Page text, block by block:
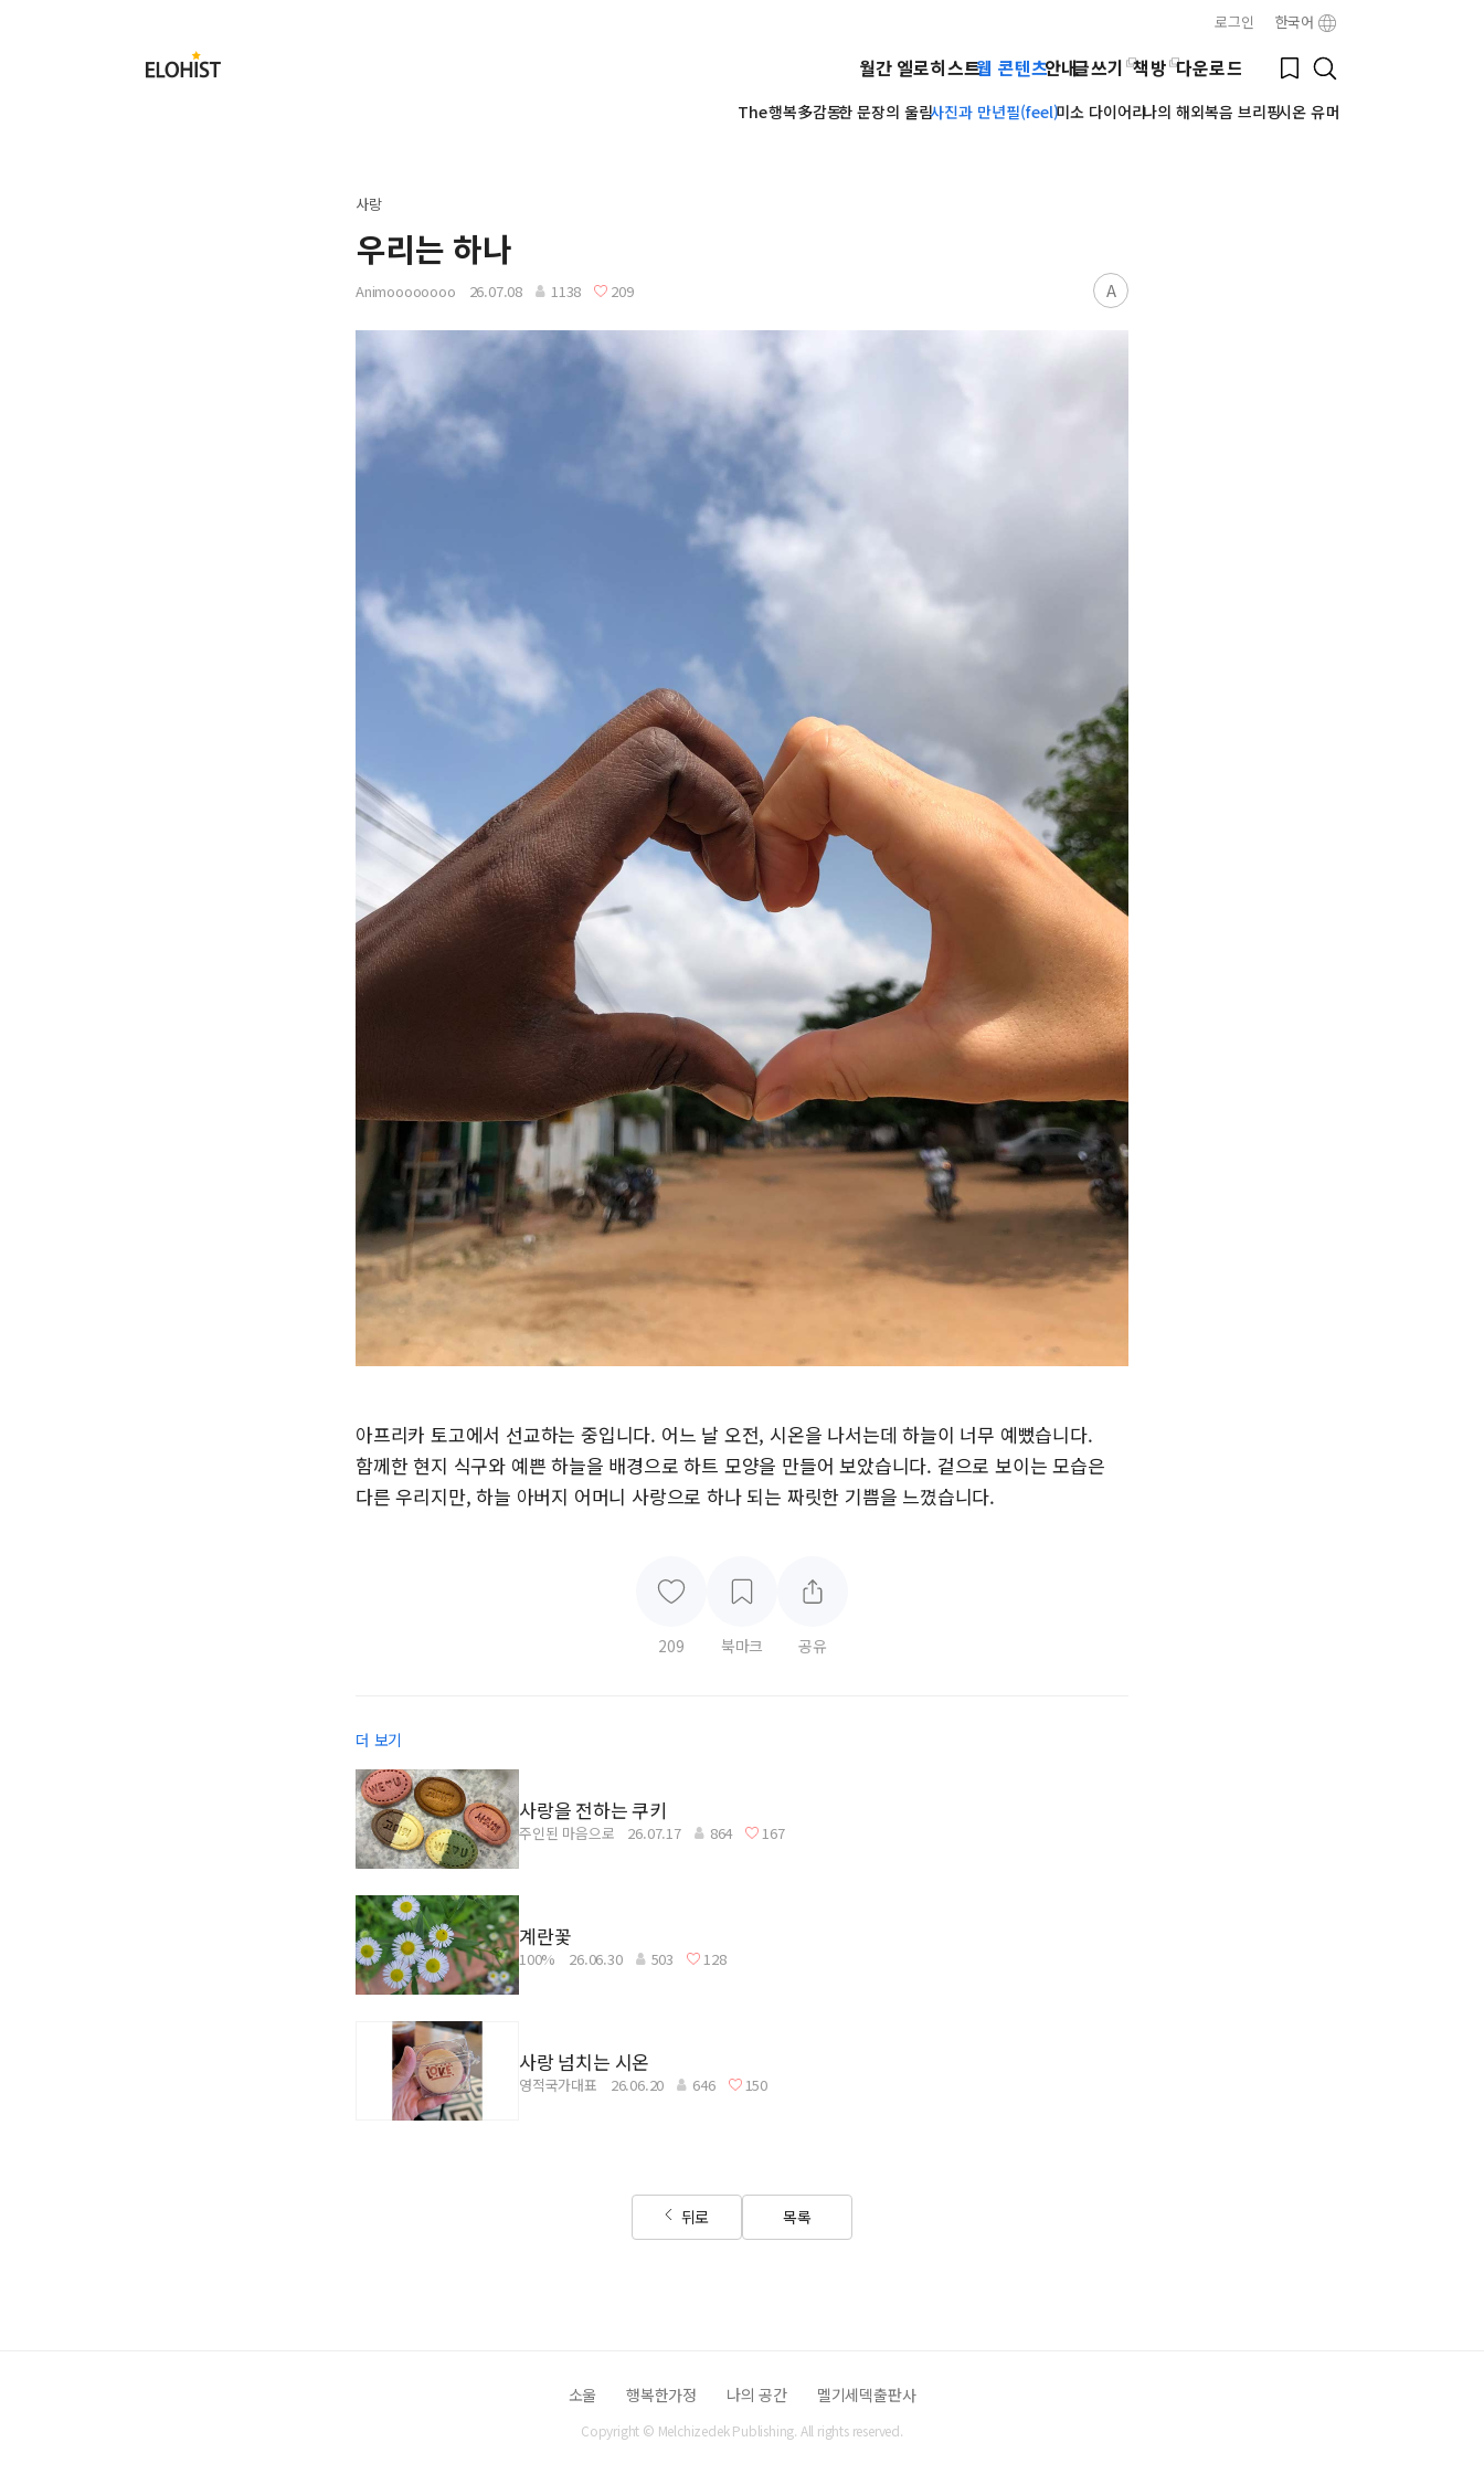
로그인 한국어
Elohist-
Home
Bookmark
Search
월간 엘로히스트웹 콘텐츠안내글쓰기 책방 다운로드
The행복多감동한 문장의 울림사진과 만년필(feel)미소 다이어리나의 해외복음 브리핑시온 유머
Submit
사랑
우리는 하나
Animoooooooo 26.07.08 1138 209 A
아프리카 토고에서 선교하는 중입니다. 어느 날 오전, 시온을 나서는데 하늘이 너무 예뻤습니다.
함께한 현지 식구와 예쁜 하늘을 배경으로 하트 모양을 만들어 보았습니다. 겉으로 보이는 모습은
다른 우리지만, 하늘 아버지 어머니 사랑으로 하나 되는 짜릿한 기쁨을 느꼈습니다.
209 북마크 공유
더 보기
사랑을 전하는 쿠키
주인된 마음으로 26.07.17 864 167
계란꽃
100% 26.06.30 503 128
사랑 넘치는 시온
영적국가대표 26.06.20 646 150
뒤로 목록
소울 행복한가정 나의 공간 멜기세덱출판사
Copyright © Melchizedek Publishing. All rights reserved.